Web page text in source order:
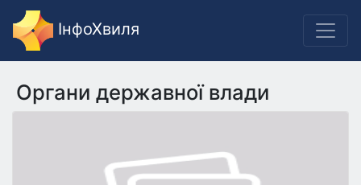
ІнфоХвиля
Органи державної влади